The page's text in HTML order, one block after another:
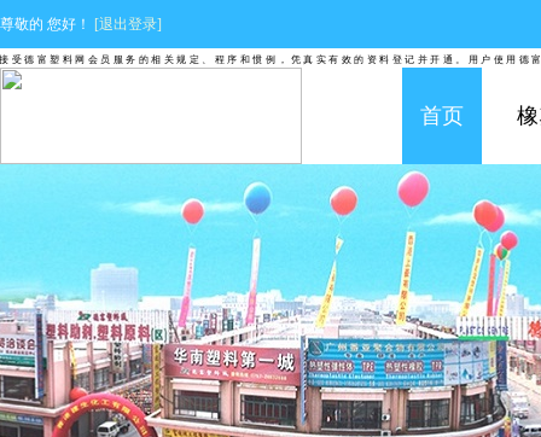
尊敬的 您好！ [退出登录]
塑料网会员服务的相关规定、程序和惯例，凭真实有效的资料登记并开通。用户使用德富
首页